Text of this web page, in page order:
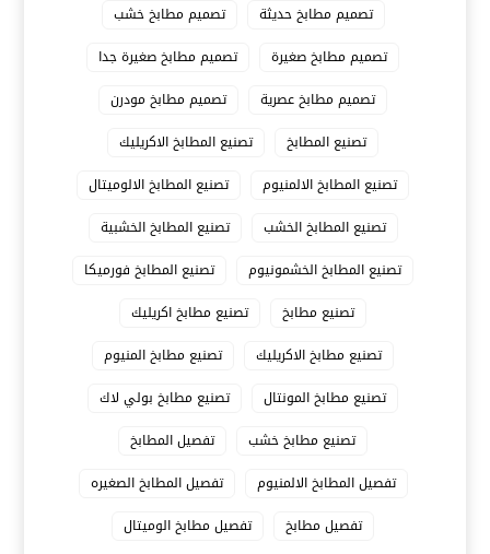
تصميم مطابخ حديثة
تصميم مطابخ خشب
تصميم مطابخ صغيرة
تصميم مطابخ صغيرة جدا
تصميم مطابخ عصرية
تصميم مطابخ مودرن
تصنيع المطابخ
تصنيع المطابخ الاكريليك
تصنيع المطابخ الالمنيوم
تصنيع المطابخ الالوميتال
تصنيع المطابخ الخشب
تصنيع المطابخ الخشبية
تصنيع المطابخ الخشمونيوم
تصنيع المطابخ فورميكا
تصنيع مطابخ
تصنيع مطابخ اكريليك
تصنيع مطابخ الاكريليك
تصنيع مطابخ المنيوم
تصنيع مطابخ المونتال
تصنيع مطابخ بولي لاك
تصنيع مطابخ خشب
تفصيل المطابخ
تفصيل المطابخ الالمنيوم
تفصيل المطابخ الصغيره
تفصيل مطابخ
تفصيل مطابخ الوميتال